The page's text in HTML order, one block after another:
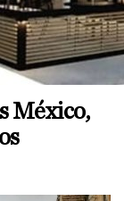
México,